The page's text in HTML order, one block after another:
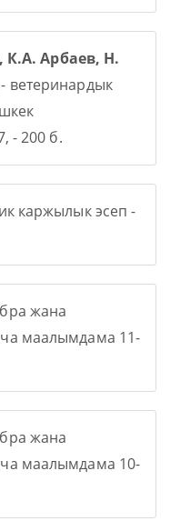
К.А. Арбаев, Н.
ветеринардык
- 200 б.
каржылык эсеп -
жана
маалымдама 11-
жана
маалымдама 10-